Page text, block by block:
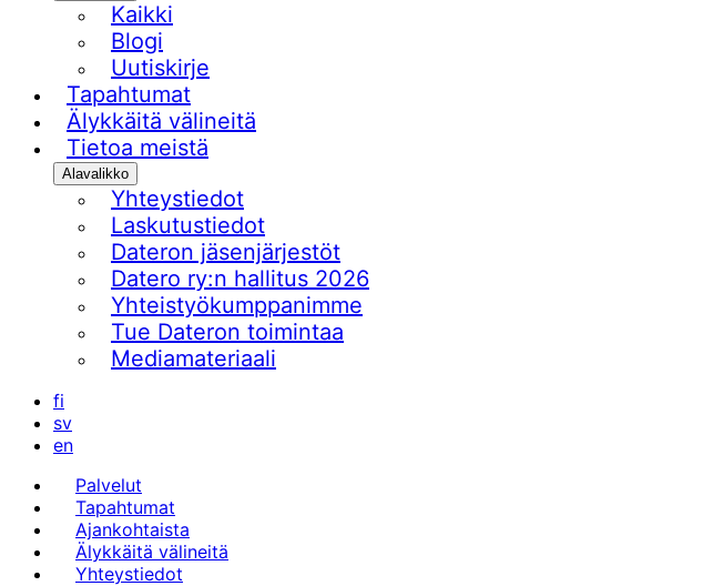
Kaikki
Blogi
Uutiskirje
Tapahtumat
Älykkäitä välineitä
Tietoa meistä
Alavalikko
Yhteystiedot
Laskutustiedot
Dateron jäsenjärjestöt
Datero ry:n hallitus 2026
Yhteistyökumppanimme
Tue Dateron toimintaa​
Mediamateriaali
fi
sv
en
Palvelut
Tapahtumat
Ajankohtaista
Älykkäitä välineitä
Yhteystiedot